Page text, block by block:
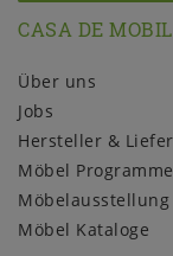
CASA DE
Über uns
Jobs
Hersteller &
Möbel Programme
Möbelausstellung
Möbel Kataloge